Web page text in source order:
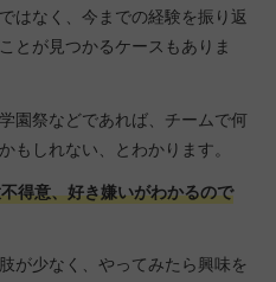
はなく、今までの経験を振り返
とが見つかるケースもありま
園祭などであれば、チームで何
もしれない、とわかります。
得意、好き嫌いがわかるので
が少なく、やってみたら興味を